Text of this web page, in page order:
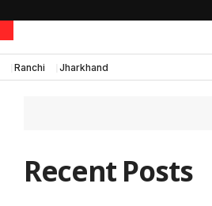
Ranchi Jharkhand
Recent Posts